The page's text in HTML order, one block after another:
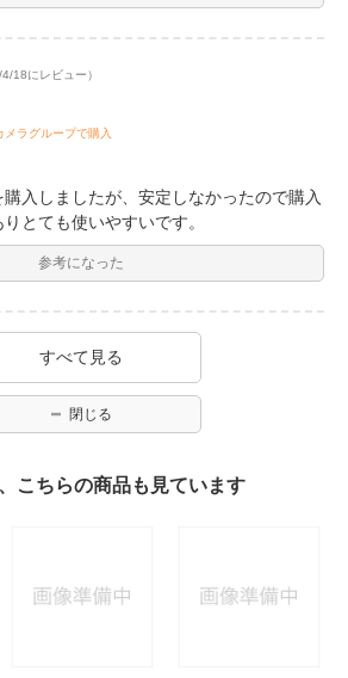
4/18にレビュー）
メラグループで購入
入しましたが、安定しなかったので購入
とても使いやすいです。
参考になった
すべて見る
閉じる
こちらの商品も見ています